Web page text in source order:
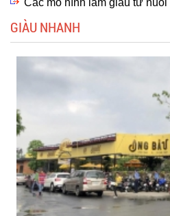
Các mô hình làm giàu từ nuôi
GIÀU NHANH